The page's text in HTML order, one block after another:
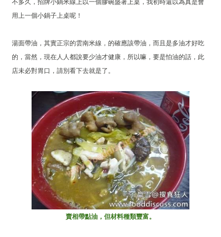
不多久，招牌小鍋米線上以一個膠碗盛著上桌，我初時還以為真是會
用上一個小鍋子上桌呢！
湯面帶油，其實正宗的雲南米線，的確應該帶油，而且是多油才好吃
的，當然，現在人人都說要少油才健康，所以嘛，要是怕油的話，此
店未必對胃口，請別看下去就是了。
賣相帶點油，但材料種類豐富。